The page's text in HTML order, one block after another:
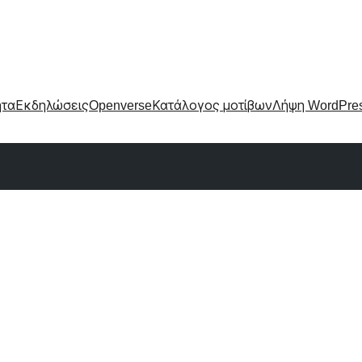
ΕκδηλώσειςOpenverseΚατάλογος μοτίβωνΛήψη